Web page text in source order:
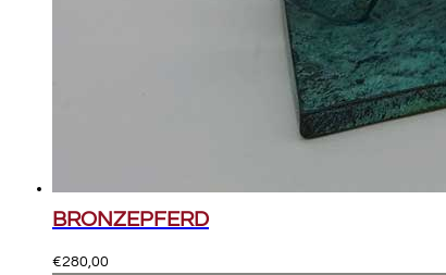
BRONZEPFERD
€280,00